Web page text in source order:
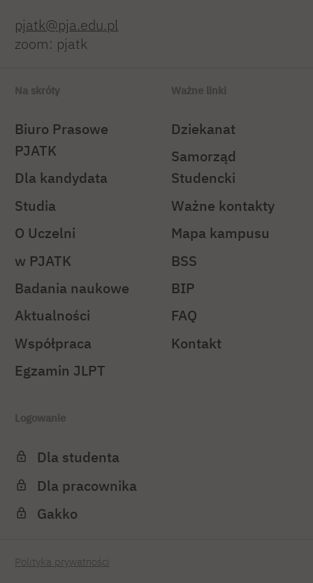
pjatk@pja.edu.pl
zoom: pjatk
Na skróty
Biuro Prasowe
PJATK
Dla kandydata
Studia
O Uczelni
w PJATK
Badania naukowe
Aktualności
Współpraca
Egzamin JLPT
Ważne linki
Dziekanat
Samorząd
Studencki
Ważne kontakty
Mapa kampusu
BSS
BIP
FAQ
Kontakt
Logowanie
Dla studenta
Dla pracownika
Gakko
Polityka prywatności